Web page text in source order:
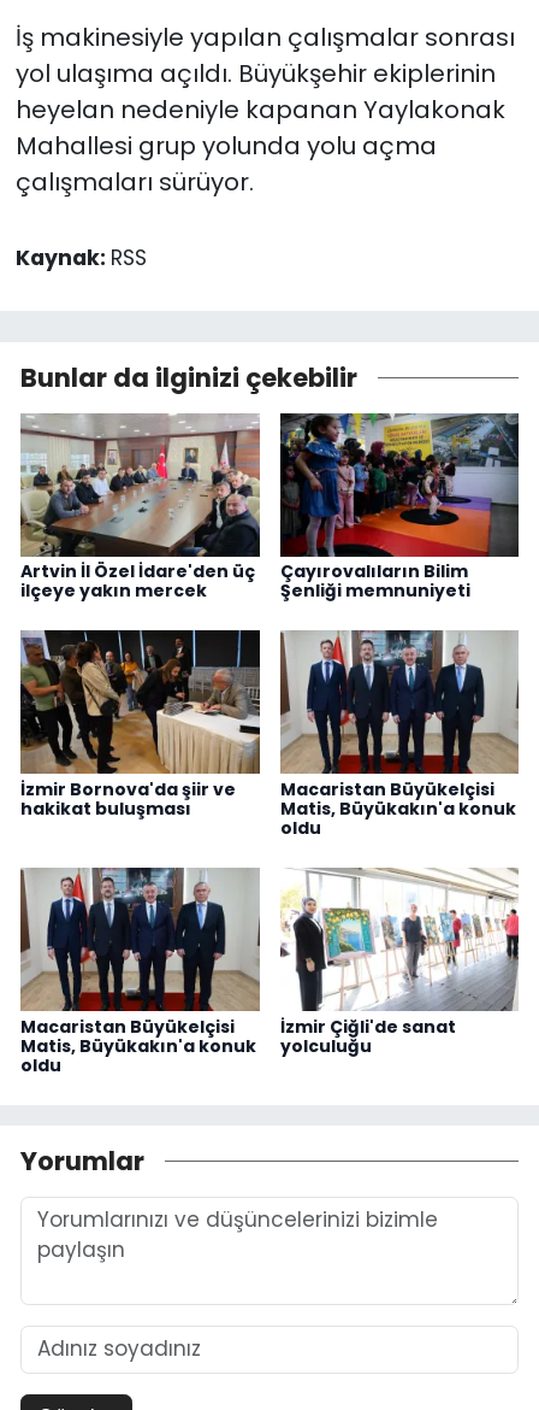
İş makinesiyle yapılan çalışmalar sonrası
yol ulaşıma açıldı. Büyükşehir ekiplerinin
heyelan nedeniyle kapanan Yaylakonak
Mahallesi grup yolunda yolu açma
çalışmaları sürüyor.
Kaynak: RSS
Bunlar da ilginizi çekebilir
Artvin İl Özel İdare'den üç
ilçeye yakın mercek
Çayırovalıların Bilim
Şenliği memnuniyeti
İzmir Bornova'da şiir ve
hakikat buluşması
Macaristan Büyükelçisi
Matis, Büyükakın'a konuk
oldu
Macaristan Büyükelçisi
Matis, Büyükakın'a konuk
oldu
İzmir Çiğli'de sanat
yolculuğu
Yorumlar